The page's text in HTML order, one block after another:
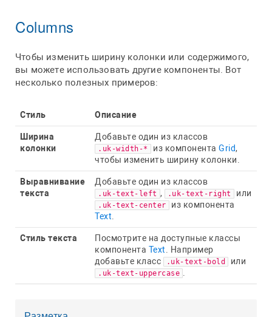
Columns
Чтобы изменить ширину колонки или содержимого,
вы можете использовать другие компоненты. Вот
несколько полезных примеров:
Стиль Описание
Ширина
колонки
Добавьте один из классов
.uk-width-* из компонента Grid,
чтобы изменить ширину колонки.
Выравнивание
текста
Добавьте один из классов
.uk-text-left , .uk-text-right или
.uk-text-center
из компонента
Text
Стиль текста
Посмотрите на доступные классы
компонента Text . Например
добавьте класс
.uk-text-bold или
.uk-text-uppercase